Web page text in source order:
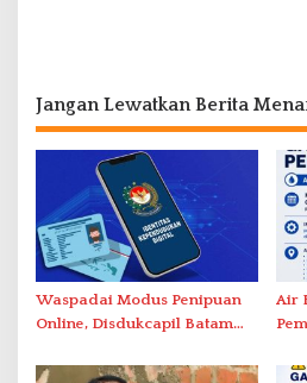
Jangan Lewatkan Berita
Waspadai Modus Penipuan
Online, Disdukcapil Batam
Tatap Muka
Air